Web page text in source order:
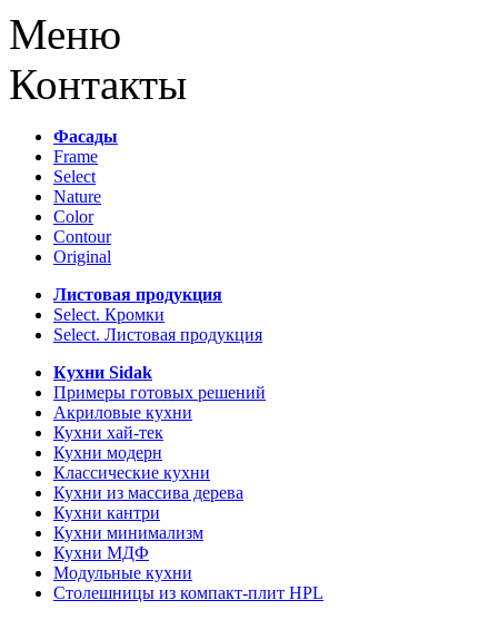
Меню
Контакты
Фасады
Frame
Select
Nature
Color
Contour
Original
Листовая продукция
Select. Кромки
Select. Листовая продукция
Кухни Sidak
Примеры готовых решений
Акриловые кухни
Кухни хай-тек
Кухни модерн
Классические кухни
Кухни из массива дерева
Кухни кантри
Кухни минимализм
Кухни МДФ
Модульные кухни
Столешницы из компакт-плит HPL